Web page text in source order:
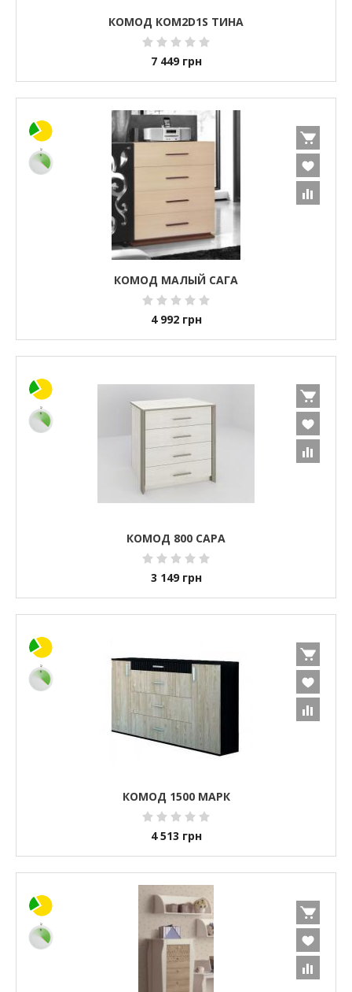
КОМОД КОМ2D1S ТИНА
7 449 грн
КОМОД МАЛЫЙ САГА
4 992 грн
КОМОД 800 САРА
3 149 грн
КОМОД 1500 МАРК
4 513 грн